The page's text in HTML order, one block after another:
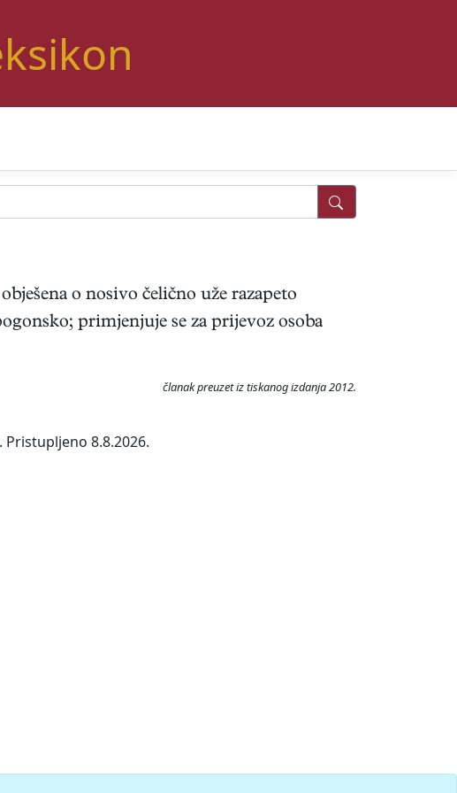
o nosivo čelično uže razapeto
primjenjuje se za prijevoz osoba
članak preuzet iz tiskanog izdanja 2012.
8.8.2026.